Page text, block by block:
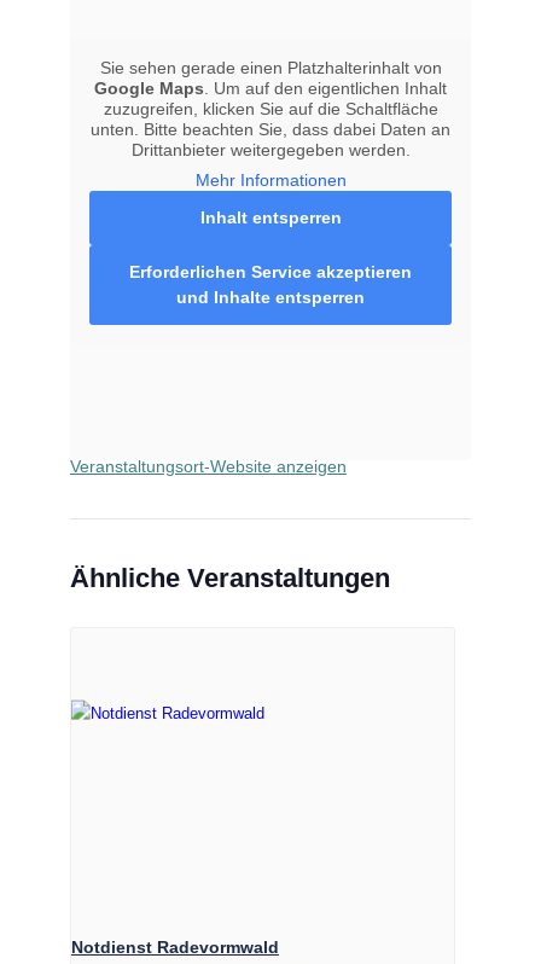
VERANSTALTUNGSORT
Bären Apotheke Radevormwald
Veranstaltungsort-Website anzeigen
Sie sehen gerade einen Platzhalterinhalt von
Google Maps . Um auf den eigentlichen Inhalt
zuzugreifen, klicken Sie auf die Schaltfläche
unten. Bitte beachten Sie, dass dabei Daten an
Drittanbieter weitergegeben werden.
Mehr Informationen
Inhalt entsperren
Erforderlichen Service akzeptieren
und Inhalte entsperren
Ähnliche Veranstaltungen
Notdienst Radevormwald